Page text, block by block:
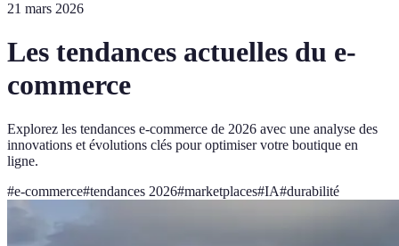
21 mars 2026
Les tendances actuelles du e-
commerce
Explorez les tendances e-commerce de 2026 avec une analyse des
innovations et évolutions clés pour optimiser votre boutique en
ligne.
#e-commerce#tendances 2026#marketplaces#IA#durabilité